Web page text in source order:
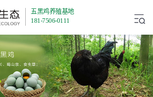
五黑鸡养殖基地
181-7506-0111